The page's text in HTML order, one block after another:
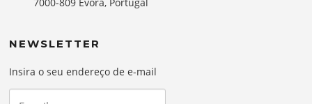
NEWSLETTER
Insira o seu endereço de e-mail